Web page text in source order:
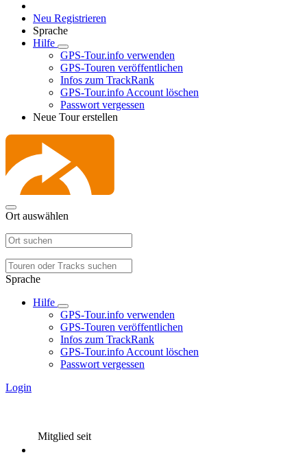
Neu Registrieren
Sprache
Hilfe
GPS-Tour.info verwenden
GPS-Touren veröffentlichen
Infos zum TrackRank
GPS-Tour.info Account löschen
Passwort vergessen
Neue Tour erstellen
Ort auswählen
Sprache
Hilfe
GPS-Tour.info verwenden
GPS-Touren veröffentlichen
Infos zum TrackRank
GPS-Tour.info Account löschen
Passwort vergessen
Login
Mitglied seit